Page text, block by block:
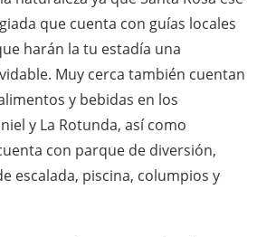
que cuenta con guías locales
harán la tu estadía una
Muy cerca también cuentan
y bebidas en los
y La Rotunda, así como
con parque de diversión,
escalada, piscina, columpios y